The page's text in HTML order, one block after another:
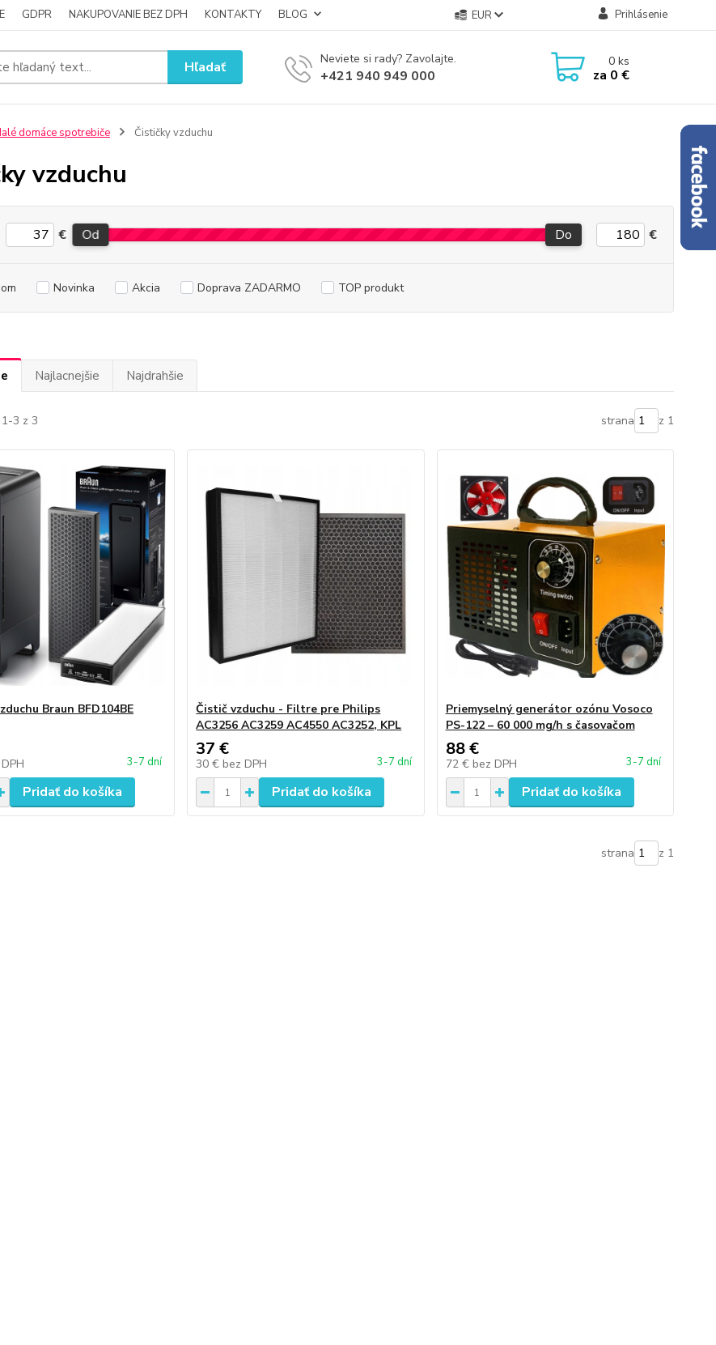
GDPR NAKUPOVANIE BEZ DPH KONTAKTY BLOG EUR Prihlásenie
Hľadať Neviete si rady? Zavolajte.
+421 940 949 000
0ks
za 0 €
domáce spotrebiče Čističky vzduchu
vzduchu
€ Od Do €
Novinka Akcia Doprava ZADARMO TOP produkt
Najlacnejšie Najdrahšie
3 z 3 strana z 1
Braun BFD104BE
3-7 dní
Pridať do košíka
Čistič vzduchu - Filtre pre Philips
AC3256 AC3259 AC4550 AC3252, KPL
37 €
30 € bez DPH 3-7 dní
Pridať do košíka
Priemyselný generátor ozónu Vosoco
PS-122 – 60 000 mg/h s časovačom
88 €
72 € bez DPH 3-7 dní
Pridať do košíka
strana z 1